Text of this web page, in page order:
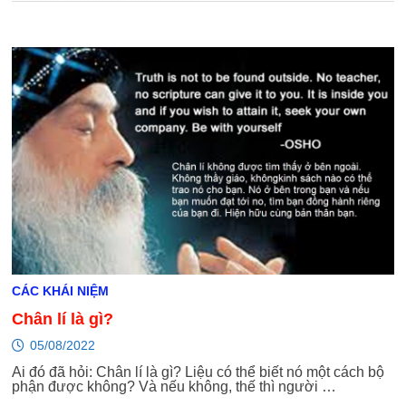
CÁC KHÁI NIỆM
Chân lí là gì?
05/08/2022
Ai đó đã hỏi: Chân lí là gì? Liệu có thể biết nó một cách bộ
phận được không? Và nếu không, thế thì người …